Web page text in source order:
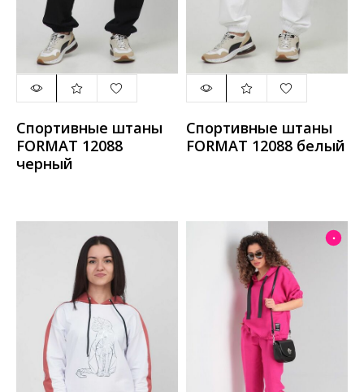
Спортивные штаны
FORMAT 12088
черный
Спортивные штаны
FORMAT 12088 белый